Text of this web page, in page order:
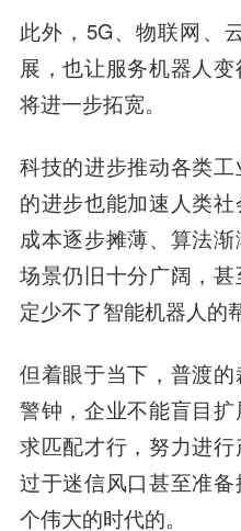
此外，5G、物联网、
展，也让服务机器人
将进一步拓宽。
科技的进步推动各类
的进步也能加速人类
成本逐步摊薄、算法
场景仍旧十分广阔，
定少不了智能机器人的
但着眼于当下，普渡
警钟，企业不能盲目
求匹配才行，努力进行
过于迷信风口甚至准
个伟大的时代的。